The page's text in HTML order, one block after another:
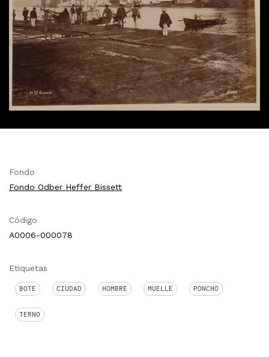
Fondo
Fondo Odber Heffer Bissett
Código
A0006-000078
Etiquetas
BOTE CIUDAD HOMBRE MUELLE PONCHO
TERNO